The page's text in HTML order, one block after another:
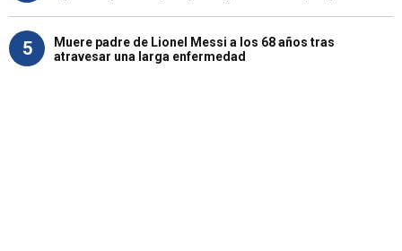
5
Muere padre de Lionel Messi a los 68 años tras
atravesar una larga enfermedad